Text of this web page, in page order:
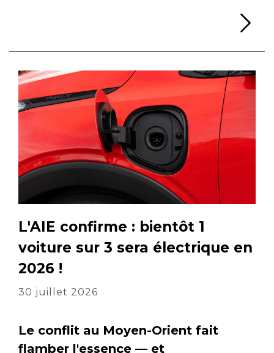
L'AIE confirme : bientôt 1
voiture sur 3 sera électrique en
2026 !
30 juillet 2026
Le conflit au Moyen-Orient fait
flamber l'essence — et